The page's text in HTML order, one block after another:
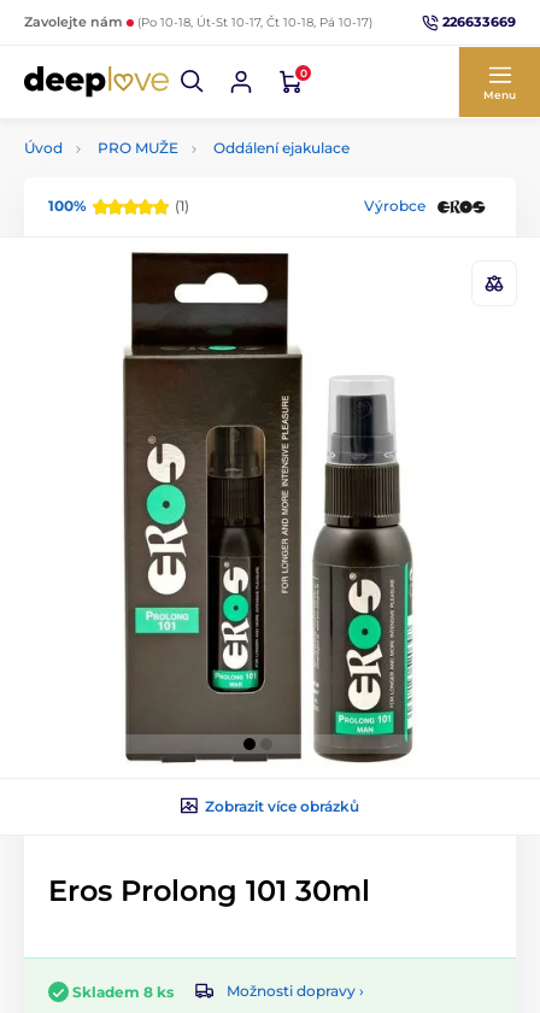
Zavolejte nám (Po 10-18, Út-St 10-17, Čt 10-18, Pá 10-17) 226633669
0
Menu
Úvod PRO MUŽE Oddálení ejakulace
100% (1) Výrobce
Zobrazit více obrázků
Eros Prolong 101 30ml
Skladem 8 ks
Možnosti dopravy ›